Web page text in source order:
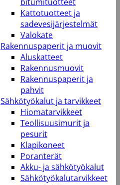
Kattotuotteet ja
sadevesijärjestelmät
Valokate
Rakennuspaperit ja muovit
Aluskatteet
Rakennusmuovit
Rakennuspaperit ja
pahvit
Sähkötyökalut ja tarvikkeet
Hiomatarvikkeet
Teollisuusimurit ja
pesurit
Klapikoneet
Poranterät
Akku- ja sähkötyökalut
Sähkötyökalutarvikkeet